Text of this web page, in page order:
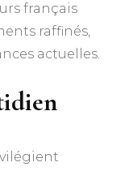
français
raffinés,
actuelles.